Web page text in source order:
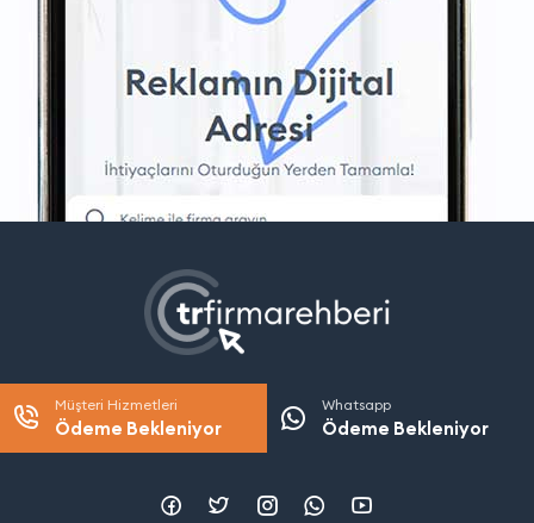
Müşteri Hizmetleri
Ödeme Bekleniyor
Whatsapp
Ödeme Bekleniyor